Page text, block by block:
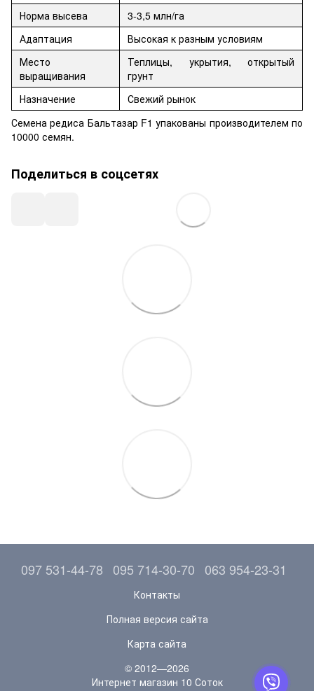
Норма высева
3-3,5 млн/га
Адаптация
Высокая к разным условиям
Место
выращивания
Теплицы, укрытия, открытый
грунт
Назначение
Свежий рынок
Семена редиса Бальтазар F1 упакованы производителем по
10000 семян.
Поделиться в соцсетях
097 531-44-78 095 714-30-70 063 954-23-31
Контакты
Полная версия сайта
Карта сайта
© 2012—2026
Интернет магазин 10 Соток